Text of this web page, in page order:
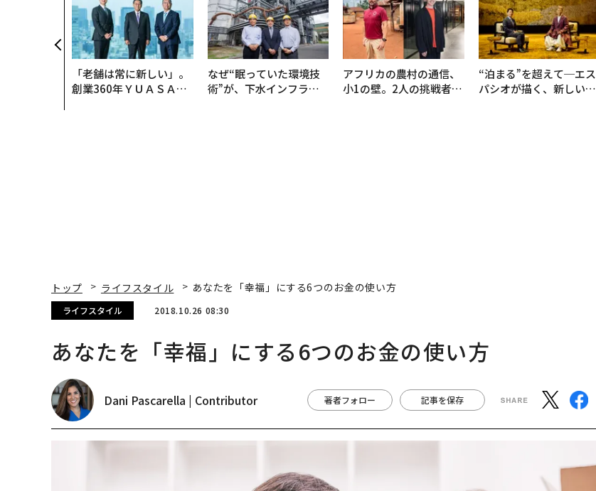
「老舗は常に新しい」。
創業360年ＹＵＡＳＡと
なぜ“眠っていた環境技
術”が、下水インフラを
アフリカの農村の通信、
小1の壁。2人の挑戦者が
“泊まる”を超えて─エス
パシオが描く、新しい日
トップ ライフスタイル あなたを「幸福」にする6つのお金の使い方
ライフスタイル 2018.10.26 08:30
あなたを「幸福」にする6つのお金の使い方
Dani Pascarella | Contributor 著者フォロー 記事を保存